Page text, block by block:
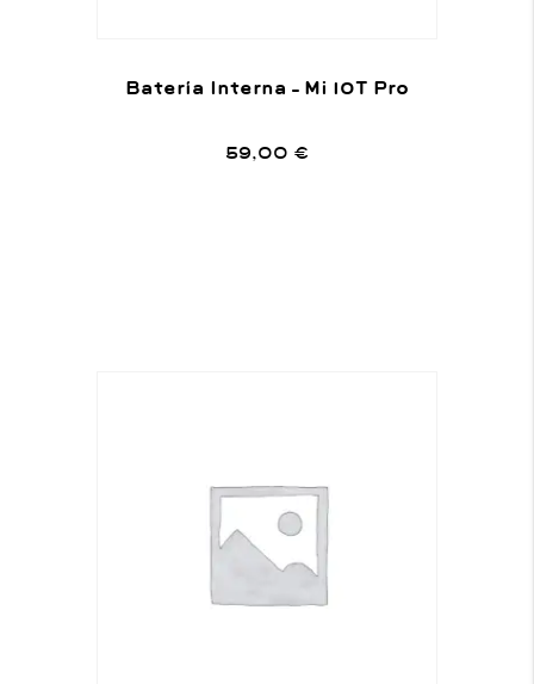
Batería Interna – Mi 10T Pro
59,00 €